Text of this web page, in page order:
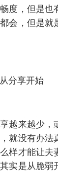
度，但是也
会，但是就
分享开始
越来越少，
就没有办
样才能让夫
实是从脆弱